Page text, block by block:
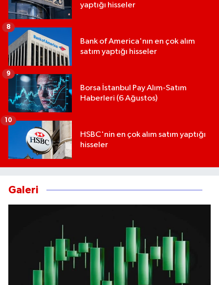
yaptığı hisseler
Bank of America'nın en çok alım
satım yaptığı hisseler
8
Borsa İstanbul Pay Alım-Satım
Haberleri (6 Ağustos)
9
HSBC'nin en çok alım satım yaptığı
hisseler
10
Galeri